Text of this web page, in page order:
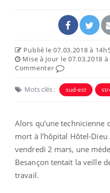
Publié le 07.03.2018 à
Mise à jour le 07.03.2018 à
Commenter
Mots clés : sud-est
Alors qu’une technicienne
mort à l’hôpital Hôtel-Dieu
vendredi 2 mars, une
Besançon tentait la veille
travail.